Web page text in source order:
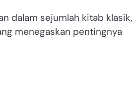
dalam sejumlah kitab
menegaskan pentingnya